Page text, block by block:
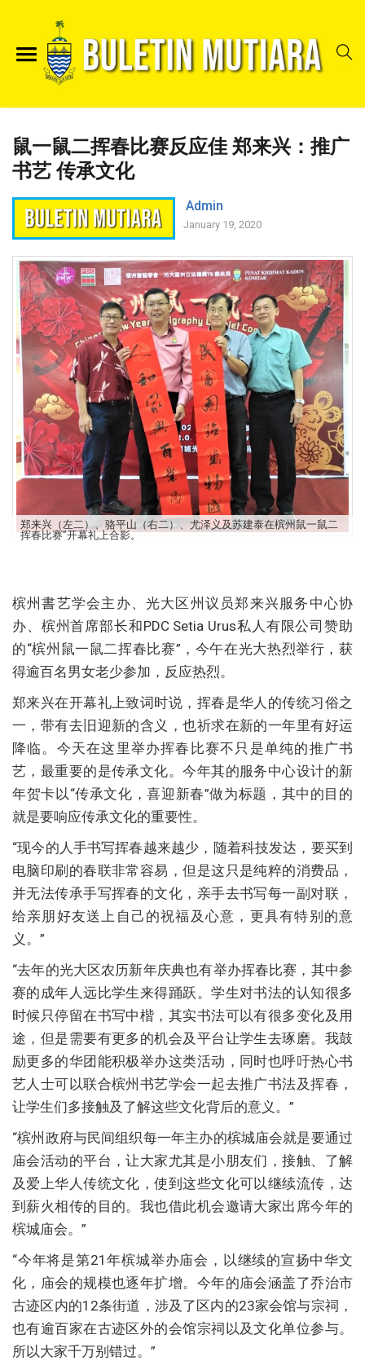
鼠一鼠二挥春比赛反应佳 郑来兴：推广
书艺 传承文化
Admin
January 19, 2020
郑来兴（左二）、骆平山（右二）、尤泽义及苏建泰在槟州鼠一鼠二
挥春比赛”开幕礼上合影。
槟州書艺学会主办、光大区州议员郑来兴服务中心协
办、槟州首席部长和PDC Setia Urus私人有限公司赞助
的“槟州鼠一鼠二挥春比赛”，今午在光大热烈举行，获
得逾百名男女老少参加，反应热烈。
郑来兴在开幕礼上致词时说，挥春是华人的传统习俗之
一，带有去旧迎新的含义，也祈求在新的一年里有好运
降临。今天在这里举办挥春比赛不只是单纯的推广书
艺，最重要的是传承文化。今年其的服务中心设计的新
年贺卡以“传承文化，喜迎新春”做为标题，其中的目的
就是要响应传承文化的重要性。
“现今的人手书写挥春越来越少，随着科技发达，要买到
电脑印刷的春联非常容易，但是这只是纯粹的消费品，
并无法传承手写挥春的文化，亲手去书写每一副对联，
给亲朋好友送上自己的祝福及心意，更具有特别的意
义。”
“去年的光大区农历新年庆典也有举办挥春比赛，其中参
赛的成年人远比学生来得踊跃。学生对书法的认知很多
时候只停留在书写中楷，其实书法可以有很多变化及用
途，但是需要有更多的机会及平台让学生去琢磨。我鼓
励更多的华团能积极举办这类活动，同时也呼吁热心书
艺人士可以联合槟州书艺学会一起去推广书法及挥春，
让学生们多接触及了解这些文化背后的意义。”
“槟州政府与民间组织每一年主办的槟城庙会就是要通过
庙会活动的平台，让大家尤其是小朋友们，接触、了解
及爱上华人传统文化，使到这些文化可以继续流传，达
到薪火相传的目的。我也借此机会邀请大家出席今年的
槟城庙会。”
“今年将是第21年槟城举办庙会，以继续的宣扬中华文
化，庙会的规模也逐年扩增。今年的庙会涵盖了乔治市
古迹区内的12条街道，涉及了区内的23家会馆与宗祠，
也有逾百家在古迹区外的会馆宗祠以及文化单位参与。
所以大家千万别错过。”